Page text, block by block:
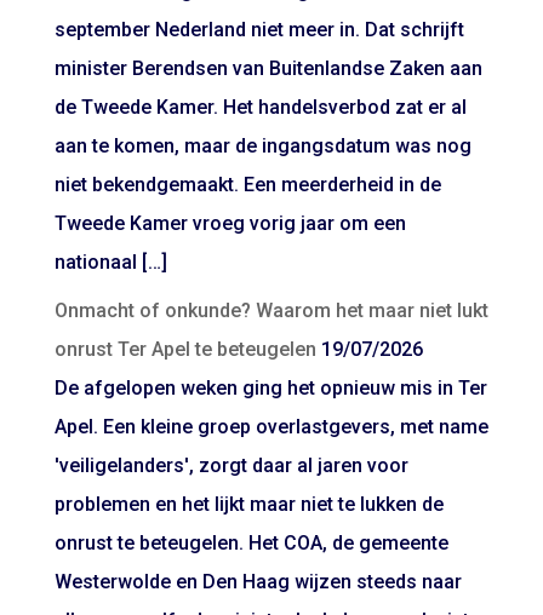
september Nederland niet meer in. Dat schrijft
minister Berendsen van Buitenlandse Zaken aan
de Tweede Kamer. Het handelsverbod zat er al
aan te komen, maar de ingangsdatum was nog
niet bekendgemaakt. Een meerderheid in de
Tweede Kamer vroeg vorig jaar om een
nationaal […]
Onmacht of onkunde? Waarom het maar niet lukt
onrust Ter Apel te beteugelen 19/07/2026
De afgelopen weken ging het opnieuw mis in Ter
Apel. Een kleine groep overlastgevers, met name
'veiligelanders', zorgt daar al jaren voor
problemen en het lijkt maar niet te lukken de
onrust te beteugelen. Het COA, de gemeente
Westerwolde en Den Haag wijzen steeds naar